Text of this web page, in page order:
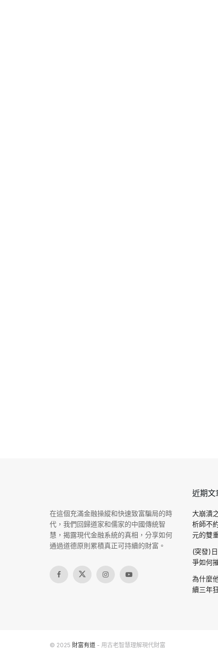
在這個充滿金融操縱和快速致富騙局的時
代，我們回歸道家和儒家的中國傳統智
慧，揭露現代金融系統的真相，分享如何
通過道德原則累積真正可持續的財富。
近期文
大崩潰
析師不
元的雙
(突發)
爭如何
為什麼
續三年
© 2025 財富有道 - 用古老智慧理解現代財富